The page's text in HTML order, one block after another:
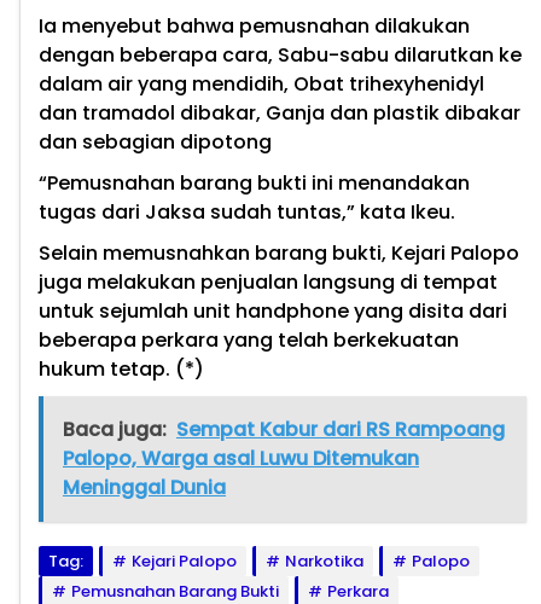
Ia menyebut bahwa pemusnahan dilakukan
dengan beberapa cara, Sabu-sabu dilarutkan ke
dalam air yang mendidih, Obat trihexyhenidyl
dan tramadol dibakar, Ganja dan plastik dibakar
dan sebagian dipotong
“Pemusnahan barang bukti ini menandakan
tugas dari Jaksa sudah tuntas,” kata Ikeu.
Selain memusnahkan barang bukti, Kejari Palopo
juga melakukan penjualan langsung di tempat
untuk sejumlah unit handphone yang disita dari
beberapa perkara yang telah berkekuatan
hukum tetap. (*)
Baca juga: Sempat Kabur dari RS Rampoang
Palopo, Warga asal Luwu Ditemukan
Meninggal Dunia
Tag: Kejari Palopo Narkotika
Palopo
Pemusnahan Barang Bukti
Perkara